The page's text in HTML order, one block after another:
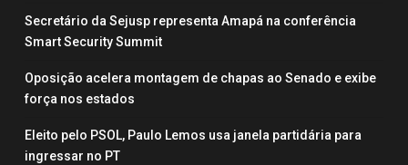
Secretário da Sejusp representa Amapá na conferência
Smart Security Summit
Oposição acelera montagem de chapas ao Senado e exibe
força nos estados
Eleito pelo PSOL, Paulo Lemos usa janela partidária para
ingressar no PT